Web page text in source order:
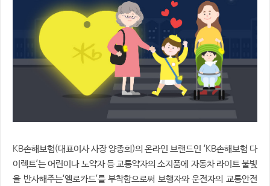
KB손해보험(대표이사 사장 양종희 )의 온라인 브랜드인 ‘KB손해보험 다
이렉트’는 어린이나 노약자 등 교통약자의 소지품에 자동차 라이트 불빛
을 반사해주는‘옐로카드’를 부착함으로써 보행자와 운전자의 교통안전